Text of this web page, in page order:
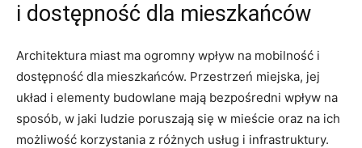
i dostępność dla mieszkańców
Architektura miast ⁤ma ogromny wpływ⁢ na mobilność ⁤i
dostępność dla mieszkańców. Przestrzeń miejska, jej
‍układ ​i elementy budowlane‍ mają ​bezpośredni ​wpływ na
⁤sposób, w⁢ jaki ludzie ⁤poruszają się⁢ w‍ mieście⁣ oraz⁤ na ich
możliwość‌ korzystania z różnych ⁤usług i infrastruktury.